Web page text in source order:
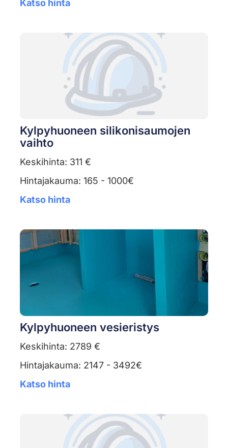
Katso hinta
Kylpyhuoneen silikonisaumojen
vaihto
Keskihinta: 311 €
Hintajakauma: 165 - 1000€
Katso hinta
Kylpyhuoneen vesieristys
Keskihinta: 2789 €
Hintajakauma: 2147 - 3492€
Katso hinta